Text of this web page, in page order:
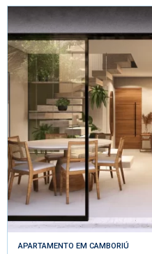
APARTAMENTO EM CAMBORIÚ